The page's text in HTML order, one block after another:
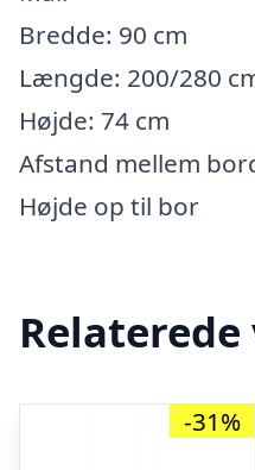
Bredde: 90 cm
Længde: 200/280
Højde: 74 cm
Afstand mellem
Højde op til bor
-31%